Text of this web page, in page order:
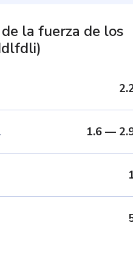
la fuerza de los
)
1.6 —